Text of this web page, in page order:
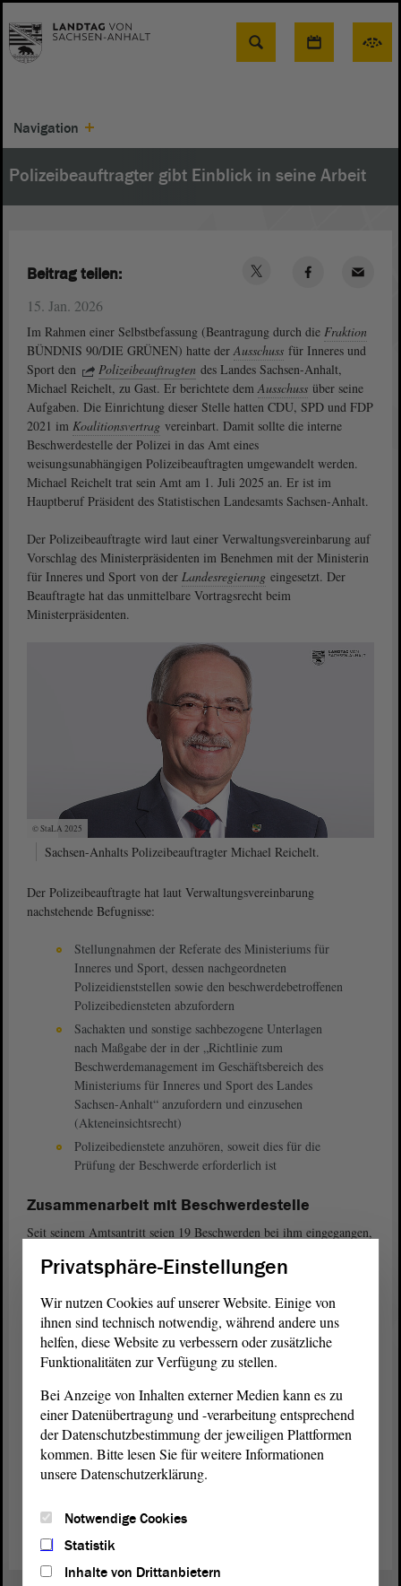
Suche
Navigation
Polizeibeauftragter gibt Einblick in seine Arbeit
15. Jan. 2026
Im Rahmen einer Selbstbefassung (Beantragung durch die Fraktion
BÜNDNIS 90/DIE GRÜNEN) hatte derAusschuss für Inneres und
Sport den
Polizeibeauftragten des Landes Sachsen-Anhalt,
Michael Reichelt, zu Gast. Er berichtete demAusschuss über seine
Aufgaben. Die Einrichtung dieser Stelle hatten CDU, SPD und FDP
2021 im Koalitionsvertrag vereinbart. Damit sollte die interne
Beschwerdestelle der Polizei in das Amt eines
weisungsunabhängigen Polizeibeauftragten umgewandelt werden.
Michael Reichelt trat sein Amt am 1. Juli 2025 an. Er ist im
Hauptberuf Präsident des Statistischen Landesamts Sachsen-​Anhalt.
Der Polizeibeauftragte wird laut einer Verwaltungsvereinbarung auf
Vorschlag des Ministerpräsidenten im Benehmen mit der Ministerin
für Inneres und Sport von der Landesregierung eingesetzt. Der
Beauftragte hat das unmittelbare Vortragsrecht beim
Ministerpräsidenten.
© StaLA 2025
Sachsen-Anhalts Polizeibeauftragter Michael Reichelt.
Der Polizeibeauftragte hat laut Verwaltungsvereinbarung
nachstehende Befugnisse:
Stellungnahmen der Referate des Ministeriums für
Inneres und Sport, dessen nachgeordneten
Polizeidienststellen sowie den beschwerdebetroffenen
Polizeibediensteten abzufordern
Sachakten und sonstige sachbezogene Unterlagen
nach Maßgabe der in der „Richtlinie zum
Beschwerdemanagement im Geschäftsbereich des
Ministeriums für Inneres und Sport des Landes
Sachsen-Anhalt“ anzufordern und einzusehen
(Akteneinsichtsrecht)
Polizeibedienstete anzuhören, soweit dies für die
Prüfung der Beschwerde erforderlich ist
Zusammenarbeit mit Beschwerdestelle
Seit seinem Amtsantritt seien 19 Beschwerden bei ihm eingegangen,
wegen einer parallel laufenden Ermittlung, drei weitere stünden
drei anonym eingereichte (bzw. anonymisierte), auch sie würden
bearbeitet und beispielsweise zur Stellungnahme an die betreffende
Dienststelle weitergeleitet, es sei aber schwer, auf diese Weise einen
umfassenden Sachverhalt aufzuklären, so Reichelt.
Die Beschwerden von extern und intern richteten sich jeweils gegen
„subjektiv wahrgenommenes Fehlverhalten von Polizeibeamtinnen
und -beamten“, so der Beauftragte. Die
zentrale
Beschwerdestellefür den Geschäftsbereich des Ministeriums für
Inneres und Sport existiert weiter und leiste in vielen Fällen
Beschwerdeinstanz dar.
Beitrag teilen:
Privatsphäre-Einstellungen
Wir nutzen Cookies auf unserer Website. Einige von
ihnen sind technisch notwendig, während andere uns
helfen, diese Website zu verbessern oder zusätzliche
Funktionalitäten zur Verfügung zu stellen.
Bei Anzeige von Inhalten externer Medien kann es zu
einer Datenübertragung und -verarbeitung entsprechend
der Datenschutzbestimmung der jeweiligen Plattformen
kommen. Bitte lesen Sie für weitere Informationen
unsere Datenschutzerklärung.
Notwendige Cookies
Statistik
Inhalte von Drittanbietern